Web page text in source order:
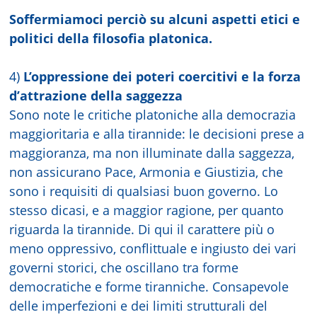
Soffermiamoci perciò su alcuni aspetti etici e
politici della filosofia platonica.
4) L’oppressione dei poteri coercitivi e la forza
d’attrazione della saggezza
Sono note le critiche platoniche alla democrazia
maggioritaria e alla tirannide: le decisioni prese a
maggioranza, ma non illuminate dalla saggezza,
non assicurano Pace, Armonia e Giustizia, che
sono i requisiti di qualsiasi buon governo. Lo
stesso dicasi, e a maggior ragione, per quanto
riguarda la tirannide. Di qui il carattere più o
meno oppressivo, conflittuale e ingiusto dei vari
governi storici, che oscillano tra forme
democratiche e forme tiranniche. Consapevole
delle imperfezioni e dei limiti strutturali del